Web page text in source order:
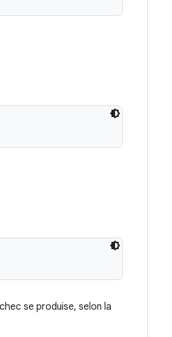
se produise, selon la